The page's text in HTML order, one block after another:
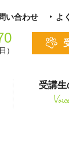
受講生
い合わせ よ
）